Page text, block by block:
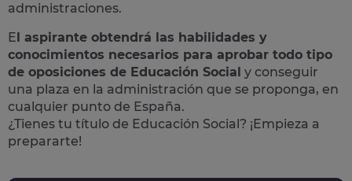
administraciones.
El aspirante obtendrá las habilidades y
conocimientos necesarios para aprobar todo tipo
de oposiciones de Educación Social y conseguir
una plaza en la administración que se proponga, en
cualquier punto de España.
¿Tienes tu título de Educación Social? ¡Empieza a
prepararte!